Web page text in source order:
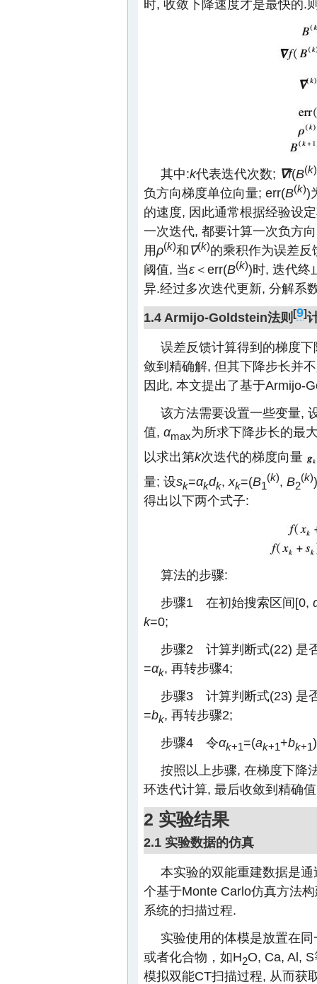
时, 收敛下降速度才是最快的.
其中:k代表迭代次数; ∇f(B(k)
负方向梯度单位向量; err(B(k))
的速度, 因此通常根据经验设
一次迭代, 都要计算一次负方
用ρ(k)和∇(k)的乘积作为误差
阈值, 当ε＜err(B(k))时, 迭代终
异.经过多次迭代更新, 分解系
1.4 Armijo-Goldstein法则 [9]
误差反馈计算得到的梯度
敛到精确解, 但其下降步长并
因此, 本文提出了基于Armijo-
该方法需要设置一些变量,
值, αmax为所求下降步长的最
以求出第k次迭代的梯度向量
量; 设sk=αkdk, xk=(B1
(k), B2
(k)
得出以下两个式子:
算法的步骤:
步骤1 在初始搜索区间[0,
k=0;
步骤2 计算判断式(22) 是
=αk, 再转步骤4;
步骤3 计算判断式(23) 是
=bk, 再转步骤2;
步骤4 令αk+1=(ak+1+bk+1
按照以上步骤, 在梯度下降
环迭代计算, 最后收敛到精确
2 实验结果
2.1 实验数据的仿真
本实验的双能重建数据是
个基于Monte Carlo仿真方法
系统的扫描过程.
实验使用的体模是放置在
或者化合物，如H2O, Ca, Al,
模拟双能CT扫描过程, 从而获